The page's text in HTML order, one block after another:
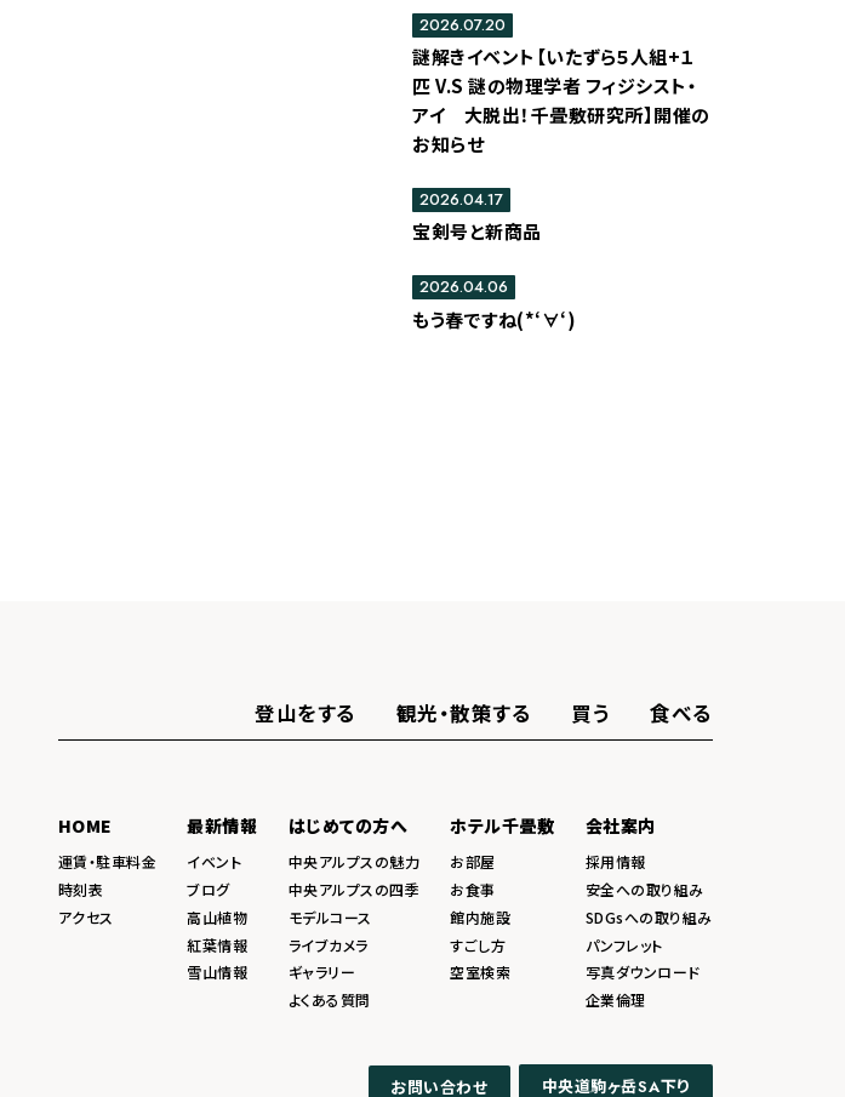
謎解きイベント【いたずら５人組+１
匹 V.S 謎の物理学者 フィジシスト・
アイ 大脱出！千畳敷研究所】開催の
お知らせ
2026.07.20
宝剣号と新商品
2026.04.17
もう春ですね(*‘∀‘)
2026.04.06
登山をする 観光・散策する 買う 食べる
HOME
運賃・駐車料金
時刻表
アクセス
最新情報
イベント
ブログ
高山植物
紅葉情報
雪山情報
はじめての方へ
中央アルプスの魅力
中央アルプスの四季
モデルコース
ライブカメラ
ギャラリー
よくある質問
ホテル千畳敷
お部屋
お食事
館内施設
すごし方
空室検索
会社案内
採用情報
安全への取り組み
SDGsへの取り組み
パンフレット
写真ダウンロード
企業倫理
お問い合わせ 中央道駒ヶ岳SA下り